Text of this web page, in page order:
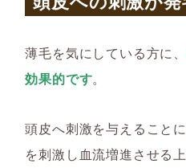
薄毛を気にしている方に、
効果的です。
頭皮へ刺激を与えること
を刺激し血流増進させる